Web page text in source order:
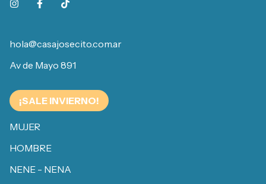
hola@casajosecito.com.ar
Av de Mayo 891
¡SALE INVIERNO!
MUJER
HOMBRE
NENE - NENA